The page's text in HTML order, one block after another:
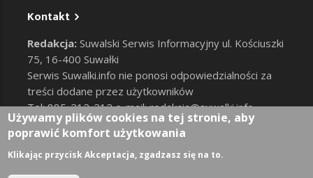
Kontakt
Redakcja: Suwalski Serwis Informacyjny ul. Kościuszki
75, 16-400 Suwałki
Serwis Suwalki.info nie ponosi odpowiedzialności za
treści dodane przez użytkowników
Tel: 885-212-212 e-mail:redakcja@suwalki.info,
reklama@suwalki.info
RODO |Cookies
User account menu
Zaloguj
Używamy plików cookies na tej stronie, aby
poprawić komfort użytkowania
Klikając przycisk Akceptacja, zgadzasz się na to.